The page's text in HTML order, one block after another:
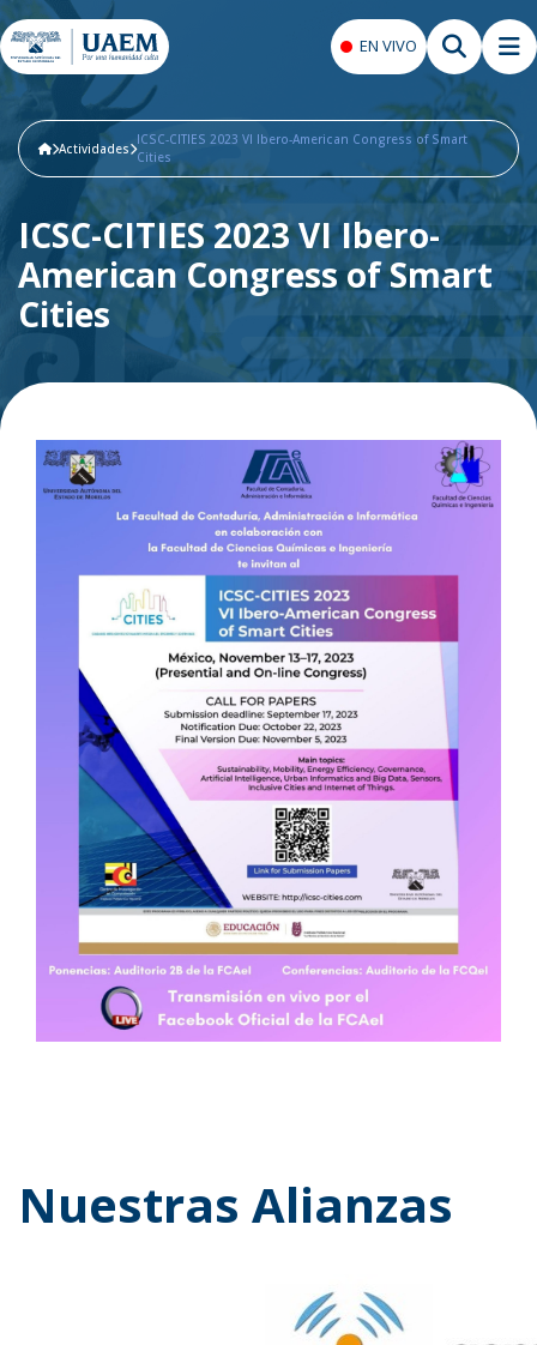
EN VIVO
Actividades
ICSC-CITIES 2023 VI Ibero-American Congress of Smart
Cities
ICSC-CITIES 2023 VI Ibero-
American Congress of Smart
Cities
Nuestras Alianzas